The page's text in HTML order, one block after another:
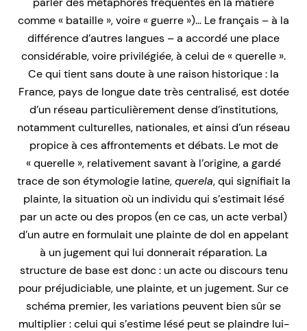
comme « bataille », voire « guerre »)… Le français – à la
différence d’autres langues – a accordé une place
considérable, voire privilégiée, à celui de « querelle ».
Ce qui tient sans doute à une raison historique : la
France, pays de longue date très centralisé, est dotée
d’un réseau particulièrement dense d’institutions,
notamment culturelles, nationales, et ainsi d’un réseau
propice à ces affrontements et débats. Le mot de
« querelle », relativement savant à l’origine, a gardé
trace de son étymologie latine,querela, qui signifiait la
plainte, la situation où un individu qui s’estimait lésé
par un acte ou des propos (en ce cas, un acte verbal)
d’un autre en formulait une plainte de dol en appelant
à un jugement qui lui donnerait réparation. La
structure de base est donc : un acte ou discours tenu
pour préjudiciable, une plainte, et un jugement. Sur ce
schéma premier, les variations peuvent bien sûr se
multiplier : celui qui s’estime lésé peut se plaindre lui-